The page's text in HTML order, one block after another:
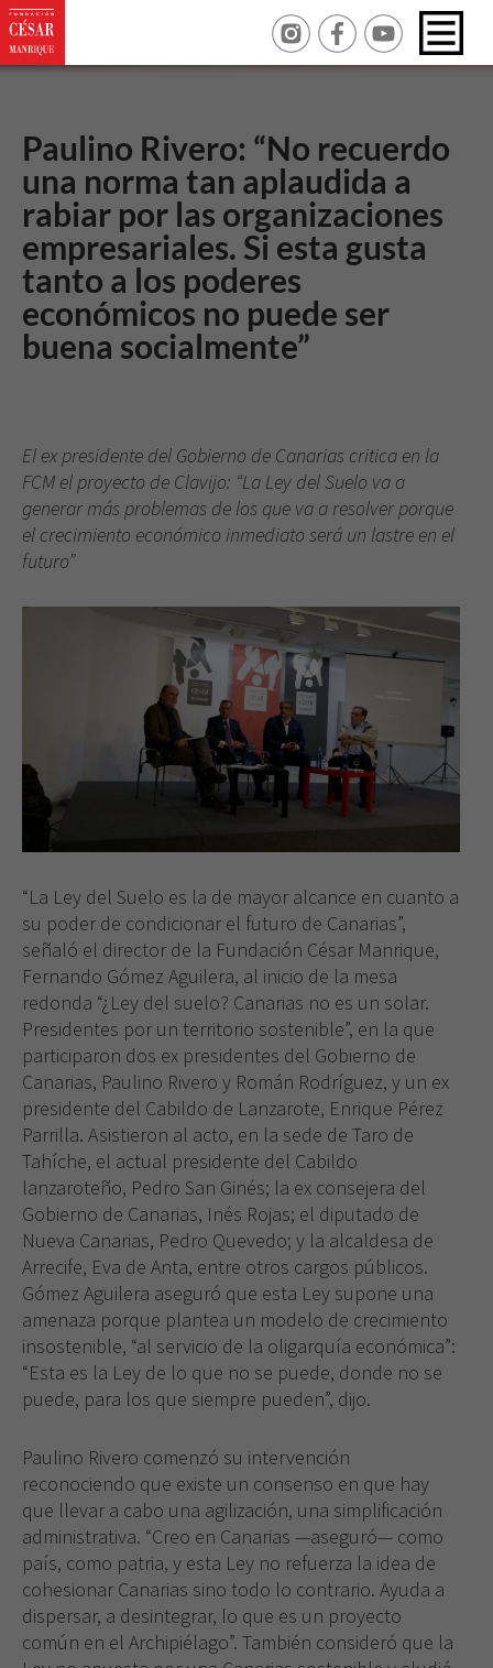
Paulino Rivero: “No recuerdo
una norma tan aplaudida a
rabiar por las organizaciones
empresariales. Si esta gusta
tanto a los poderes
económicos no puede ser
buena socialmente”
El ex presidente del Gobierno de Canarias critica en la
FCM el proyecto de Clavijo: “La Ley del Suelo va a
generar más problemas de los que va a resolver porque
el crecimiento económico inmediato será un lastre en el
futuro”
“La Ley del Suelo es la de mayor alcance en cuanto a
su poder de condicionar el futuro de Canarias”,
señaló el director de la Fundación César Manrique,
Fernando Gómez Aguilera, al inicio de la mesa
redonda “¿Ley del suelo? Canarias no es un solar.
Presidentes por un territorio sostenible”, en la que
participaron dos ex presidentes del Gobierno de
Canarias, Paulino Rivero y Román Rodríguez, y un ex
presidente del Cabildo de Lanzarote, Enrique Pérez
Parrilla. Asistieron al acto, en la sede de Taro de
Tahíche, el actual presidente del Cabildo
lanzaroteño, Pedro San Ginés; la ex consejera del
Gobierno de Canarias, Inés Rojas; el diputado de
Nueva Canarias, Pedro Quevedo; y la alcaldesa de
Arrecife, Eva de Anta, entre otros cargos públicos.
Gómez Aguilera aseguró que esta Ley supone una
amenaza porque plantea un modelo de crecimiento
insostenible, “al servicio de la oligarquía económica”:
“Esta es la Ley de lo que no se puede, donde no se
puede, para los que siempre pueden”, dijo.
Paulino Rivero comenzó su intervención
reconociendo que existe un consenso en que hay
que llevar a cabo una agilización, una simplificación
administrativa. “Creo en Canarias —aseguró— como
país, como patria, y esta Ley no refuerza la idea de
cohesionar Canarias sino todo lo contrario. Ayuda a
dispersar, a desintegrar, lo que es un proyecto
común en el Archipiélago”. También consideró que la